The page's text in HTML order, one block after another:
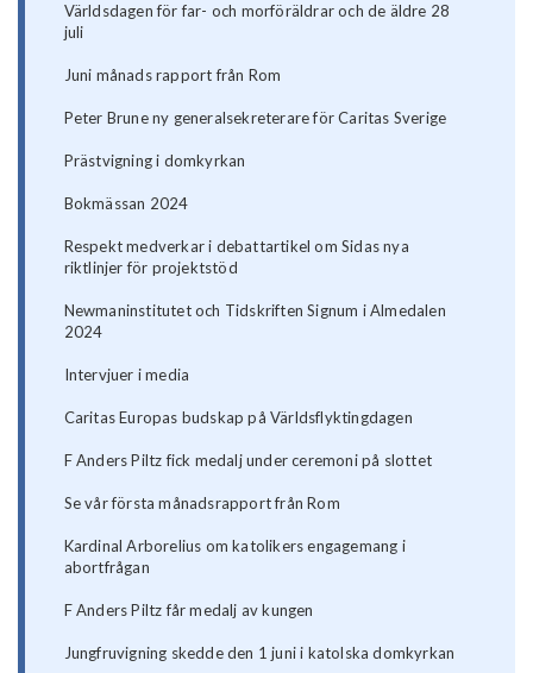
Världsdagen för far- och morföräldrar och de äldre 28
juli
Juni månads rapport från Rom
Peter Brune ny generalsekreterare för Caritas Sverige
Prästvigning i domkyrkan
Bokmässan 2024
Respekt medverkar i debattartikel om Sidas nya
riktlinjer för projektstöd
Newmaninstitutet och Tidskriften Signum i Almedalen
2024
Intervjuer i media
Caritas Europas budskap på Världsflyktingdagen
F Anders Piltz fick medalj under ceremoni på slottet
Se vår första månadsrapport från Rom
Kardinal Arborelius om katolikers engagemang i
abortfrågan
F Anders Piltz får medalj av kungen
Jungfruvigning skedde den 1 juni i katolska domkyrkan